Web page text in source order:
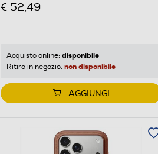
€ 52,49
Acquisto online: disponibile
Ritiro in negozio: non disponibile
AGGIUNGI